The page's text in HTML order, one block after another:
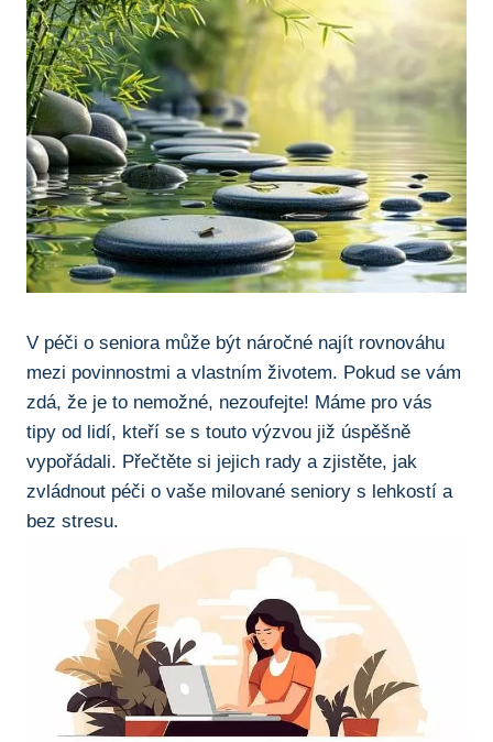
V péči o seniora může být náročné najít rovnováhu
mezi povinnostmi a vlastním životem. Pokud se vám
zdá, že je to nemožné, nezoufejte! Máme pro vás
tipy od lidí, kteří se s touto výzvou již úspěšně
vypořádali. Přečtěte si jejich rady a zjistěte, jak
zvládnout péči o vaše milované seniory s lehkostí a
bez stresu.